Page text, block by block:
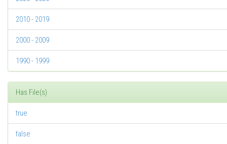
2010 - 2019
2000 - 2009
1990 - 1999
Has File(s)
true
false